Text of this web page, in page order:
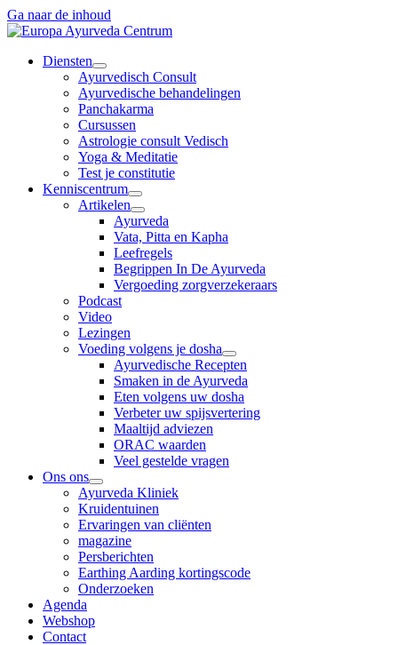
Ga naar de inhoud
Diensten
Ayurvedisch Consult
Ayurvedische behandelingen
Panchakarma
Cursussen
Astrologie consult Vedisch
Yoga & Meditatie
Test je constitutie
Kenniscentrum
Artikelen
Ayurveda
Vata, Pitta en Kapha
Leefregels
Begrippen In De Ayurveda
Vergoeding zorgverzekeraars
Podcast
Video
Lezingen
Voeding volgens je dosha
Ayurvedische Recepten
Smaken in de Ayurveda
Eten volgens uw dosha
Verbeter uw spijsvertering
Maaltijd adviezen
ORAC waarden
Veel gestelde vragen
Ons ons
Ayurveda Kliniek
Kruidentuinen
Ervaringen van cliënten
magazine
Persberichten
Earthing Aarding kortingscode
Onderzoeken
Agenda
Webshop
Contact